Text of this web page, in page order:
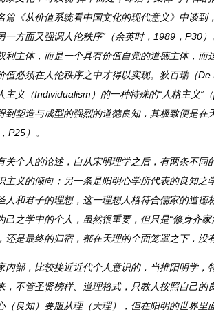
篇《从价值系统看中国文化的现代意义》中谈到
一方面又强调人伦秩序”（余英时，1989，P30
利主体，而是一个具有价值自觉的道德主体，而
值必须在人伦秩序之中才得以实现。狄百瑞（
主义（Individualism）的一种特殊的“人格主义”
到塑造与成型的强烈的道德良知，其极致便是在
P25）。
关个人的论述，自从宋明理学之后，有两条不
主义的倾向；另一条是阳明心学所代表的良知
人和君子的理想，这一理想人格符合儒家的道德
己之学中的个人，虽然很重要，但只是“修身齐
还是最终的归宿，都在天理的全面笼罩之下，没
内部，比较接近近代个人意识的，当推阳明学
，不管圣贤榜样、道理格式，只教人按照自己
（良知）要服从理（天理），但在阳明的世界